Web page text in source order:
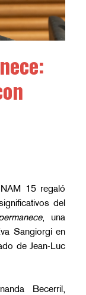
15 regaló
del
, una
Sangiorgi en
de Jean-Luc
Becerril,